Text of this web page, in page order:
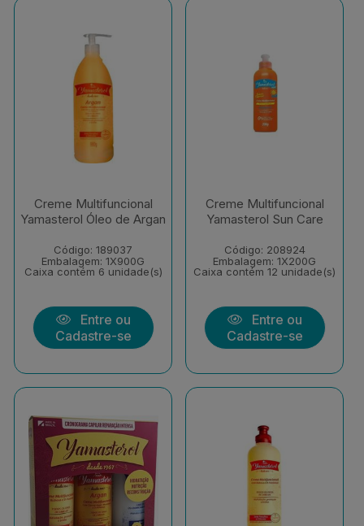
Creme Multifuncional
Yamasterol Óleo de Argan
Código: 189037
Embalagem: 1X900G
Caixa contém 6 unidade(s)
Entre ou
Cadastre-se
Creme Multifuncional
Yamasterol Sun Care
Código: 208924
Embalagem: 1X200G
Caixa contém 12 unidade(s)
Entre ou
Cadastre-se